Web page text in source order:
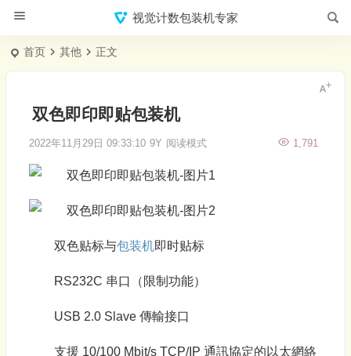
视觉计数包装机专家
首页 其他 正文
双色即印即贴包装机
2022年11月29日 09:33:10 9Y 1,791
阅读模式
双色贴标与包装机即时贴标
RS232C 串口（限制功能）
USB 2.0 Slave 傳輸接口
支援 10/100 Mbit/s TCP/IP 通訊協定的以太網絡